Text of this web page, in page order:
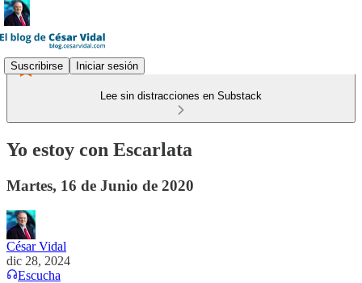
Suscribirse Iniciar sesión
Lee sin distracciones en Substack
Yo estoy con Escarlata
Martes, 16 de Junio de 2020
César Vidal
dic 28, 2024
Escucha